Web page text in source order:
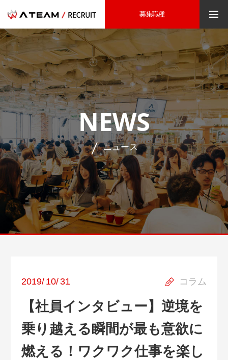
募集職種
NEWS
ニュース
コラム
2019/ 10/31
【社員インタビュー】逆境を
乗り越える瞬間が最も意欲に
燃える！ワクワク仕事を楽し